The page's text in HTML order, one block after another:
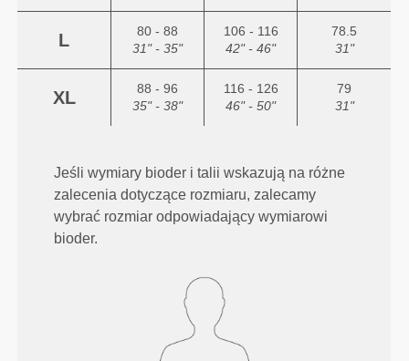
L
80 - 88
31" - 35"
106 - 116
42" - 46"
78.5
31"
XL
88 - 96
35" - 38"
116 - 126
46" - 50"
79
31"
Jeśli wymiary bioder i talii wskazują na różne
zalecenia dotyczące rozmiaru, zalecamy
wybrać rozmiar odpowiadający wymiarowi
bioder.